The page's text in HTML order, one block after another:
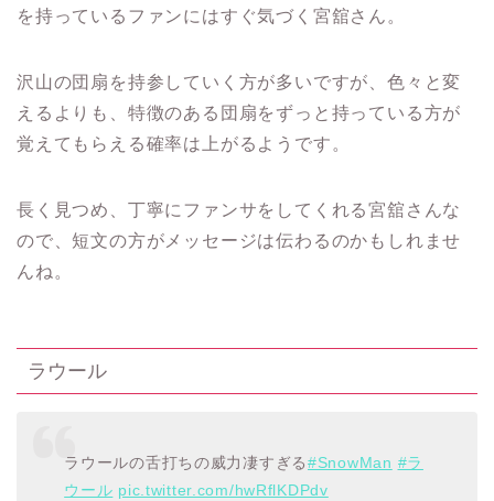
を持っているファンにはすぐ気づ く宮舘さん。
沢山の団扇を持参していく方が多いですが、色々と変
えるよりも、特徴のある団扇をずっと持っている方が
覚えてもらえる確率は上がるようです。
長く見つめ、丁寧にファンサをしてくれる宮舘さんな
ので、短文の方がメッセージは伝わるのかもしれませ
んね。
ラウール
ラウールの舌打ちの威力凄すぎる#SnowMan #ラ
ウール pic.twitter.com/hwRflKDPdv